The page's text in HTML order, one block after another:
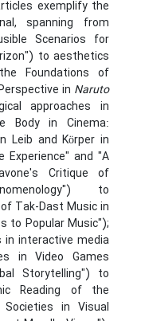
exemplify the
spanning from
Scenarios for
to aesthetics
Foundations of
in Naruto
approaches in
Body in Cinema:
Leib and Körper in
Experience" and "A
Critique of
to
Tak-Dast Music in
to Popular Music");
interactive media
in Video Games
Storytelling") to
Reading of the
in Visual